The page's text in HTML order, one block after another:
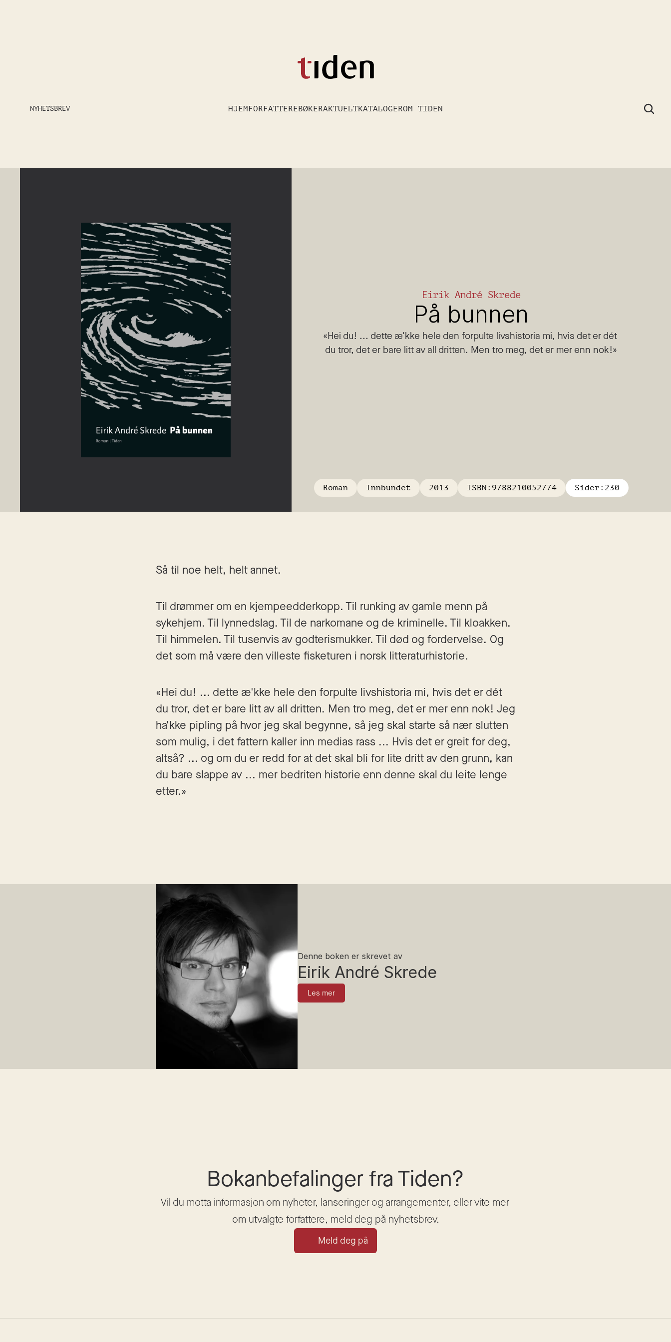
NYHETSBREV HJEMFORFATTEREBØKERAKTUELTKATALOGEROM TIDEN
Eirik André Skrede
På bunnen
«Hei du! ... dette æ'kke hele den forpulte livshistoria mi, hvis det er dét
du tror, det er bare litt av all dritten. Men tro meg, det er mer enn nok!»
Roman Innbundet 2013 ISBN: 9788210052774 Sider: 230
Så til noe helt, helt annet.
Til drømmer om en kjempeedderkopp. Til runking av gamle menn på
sykehjem. Til lynnedslag. Til de narkomane og de kriminelle. Til kloakken.
Til himmelen. Til tusenvis av godterismukker. Til død og fordervelse. Og
det som må være den villeste fisketuren i norsk litteraturhistorie.
«Hei du! ... dette æ'kke hele den forpulte livshistoria mi, hvis det er dét
du tror, det er bare litt av all dritten. Men tro meg, det er mer enn nok! Jeg
ha'kke pipling på hvor jeg skal begynne, så jeg skal starte så nær slutten
som mulig, i det fattern kaller inn medias rass ... Hvis det er greit for deg,
altså? ... og om du er redd for at det skal bli for lite dritt av den grunn, kan
du bare slappe av ... mer bedriten historie enn denne skal du leite lenge
etter.»
Denne boken er skrevet av
Eirik André Skrede
Les mer
Bokanbefalinger fra Tiden?
Vil du motta informasjon om nyheter, lanseringer og arrangementer, eller vite mer
om utvalgte forfattere, meld deg på nyhetsbrev.
Meld deg på